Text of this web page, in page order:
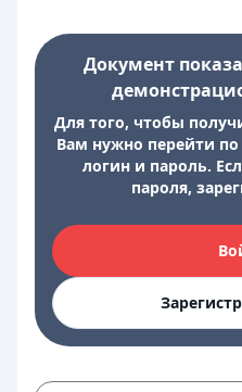
Документ
Для того, чтобы
Вам нужно перейти
логин и пароль.
пароля,